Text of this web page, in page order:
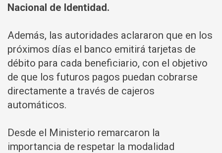
Nacional de Identidad.
Además, las autoridades aclararon que en los
próximos días el banco emitirá tarjetas de
débito para cada beneficiario, con el objetivo
de que los futuros pagos puedan cobrarse
directamente a través de cajeros
automáticos.
Desde el Ministerio remarcaron la
importancia de respetar la modalidad